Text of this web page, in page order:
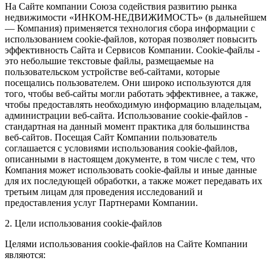
На Сайте компании Союза содействия развитию рынка
недвижимости «ИНКОМ-НЕДВИЖИМОСТЬ» (в дальнейшем
— Компания) применяется технология сбора информации с
использованием cookie-файлов, которая позволяет повысить
эффективность Сайта и Сервисов Компании. Сookie-файлы -
это небольшие текстовые файлы, размещаемые на
пользовательском устройстве веб-сайтами, которые
посещались пользователем. Они широко используются для
того, чтобы веб-сайты могли работать эффективнее, а также,
чтобы предоставлять необходимую информацию владельцам,
администрации веб-сайта. Использование cookie-файлов -
стандартная на данный момент практика для большинства
веб-сайтов. Посещая Сайт Компании пользователь
соглашается с условиями использования cookie-файлов,
описанными в настоящем документе, в том числе с тем, что
Компания может использовать cookie-файлы и иные данные
для их последующей обработки, а также может передавать их
третьим лицам для проведения исследований и
предоставления услуг Партнерами Компании.
2. Цели использования cookie-файлов
Целями использования cookie-файлов на Сайте Компании
являются: